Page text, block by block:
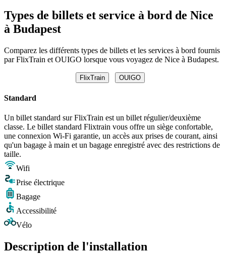
Types de billets et service à bord de Nice
à Budapest
Comparez les différents types de billets et les services à bord fournis
par FlixTrain et OUIGO lorsque vous voyagez de Nice à Budapest.
FlixTrain OUIGO
Standard
Un billet standard sur FlixTrain est un billet régulier/deuxième
classe. Le billet standard Flixtrain vous offre un siège confortable,
une connexion Wi-Fi garantie, un accès aux prises de courant, ainsi
qu'un bagage à main et un bagage enregistré avec des restrictions de
taille.
Wifi
Prise électrique
Bagage
Accessibilité
Vélo
Description de l'installation